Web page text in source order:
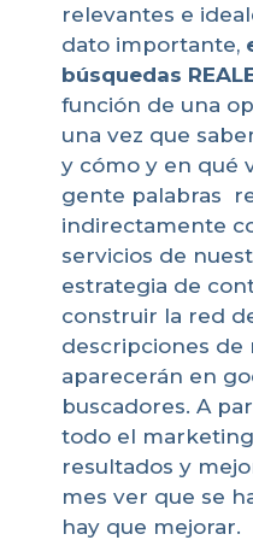
relevantes e
dato importante,
búsquedas
función de una
una vez que
y cómo y en qué
gente palabras
indirectamente
servicios de
estrategia de
construir la red
descripciones de
aparecerán en
buscadores. A
todo el
resultados y
mes ver que se
hay que mejorar.